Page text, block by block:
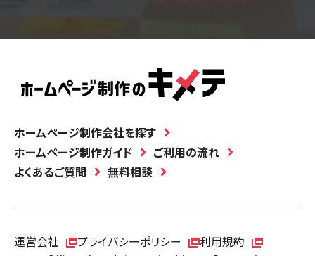
ホームページ制作会社を探す
ホームページ制作ガイド
ご利用の流れ
よくあるご質問
無料相談
運営会社 プライバシーポリシー 利用規約